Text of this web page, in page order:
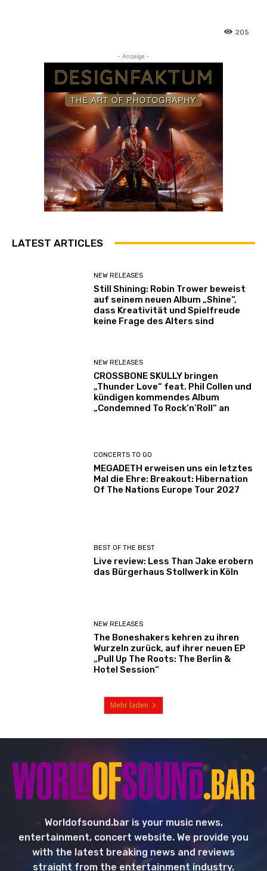
205
- Anzeige -
LATEST ARTICLES
NEW RELEASES
Still Shining: Robin Trower beweist
auf seinem neuen Album „Shine“,
dass Kreativität und Spielfreude
keine Frage des Alters sind
NEW RELEASES
CROSSBONE SKULLY bringen
„Thunder Love“ feat. Phil Collen und
kündigen kommendes Album
„Condemned To Rock’n’Roll“ an
CONCERTS TO GO
MEGADETH erweisen uns ein letztes
Mal die Ehre: Breakout: Hibernation
Of The Nations Europe Tour 2027
BEST OF THE BEST
Live review: Less Than Jake erobern
das Bürgerhaus Stollwerk in Köln
NEW RELEASES
The Boneshakers kehren zu ihren
Wurzeln zurück, auf ihrer neuen EP
„Pull Up The Roots: The Berlin &
Hotel Session“
Mehr laden
Worldofsound.bar is your music news,
entertainment, concert website. We provide you
with the latest breaking news and reviews
straight from the entertainment industry.